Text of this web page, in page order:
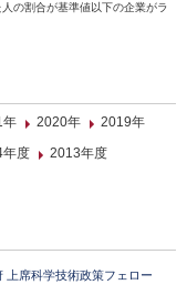
の割合が基準値以下の企業がラ
年 2020年
2019年
度
2013年度
上席科学技術政策フェロー